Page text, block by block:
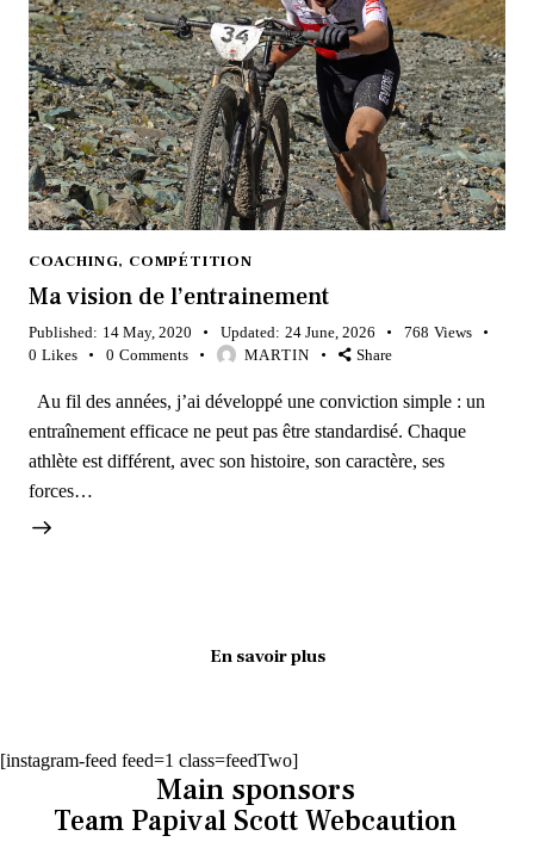
COACHING, COMPÉTITION
Ma vision de l’entrainement
Published: 14 May, 2020 Updated: 24 June, 2026 768 Views
0 Likes 0 Comments MARTIN Share
Au fil des années, j’ai développé une conviction simple : un
entraînement efficace ne peut pas être standardisé. Chaque
athlète est différent, avec son histoire, son caractère, ses
forces…
En savoir plus
[instagram-feed feed=1 class=feedTwo]
Main sponsors
Team Papival Scott Webcaution